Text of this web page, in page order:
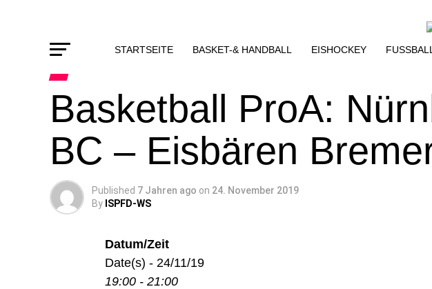
STARTSEITE BASKET-& HANDBALL EISHOCKEY FUSSBALL
Basketball ProA:
BC – Eisbären
Published 7 Jahren ago on 24. November 2019
By ISPFD-WS
Datum/Zeit
Date(s) - 24/11/19
19:00 - 21:00